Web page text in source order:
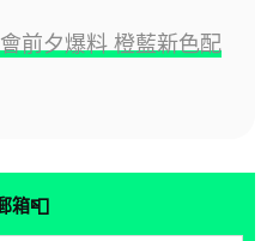
前夕爆料 橙藍新色配
箱📮